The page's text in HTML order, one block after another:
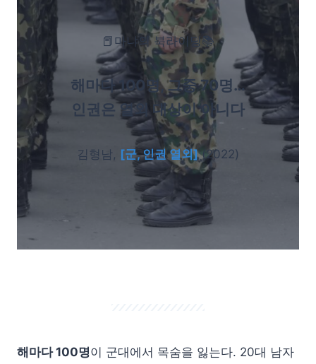
📕마냐의 북라이딩📚
해마다 100명, 그중 70명…
인권은 열외 대상이 아니다
김형남, [군, 인권 열외](2022)
해마다 100명이 군대에서 목숨을 잃는다. 20대 남자